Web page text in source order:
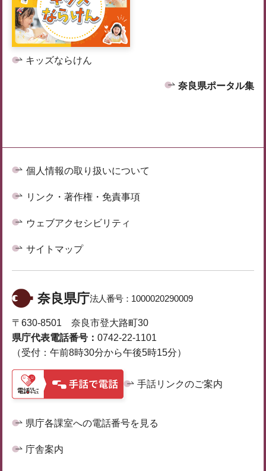
キッズならけん
奈良県ポータル集
個人情報の取り扱いについて
リンク・著作権・免責事項
ウェブアクセシビリティ
サイトマップ
奈良県庁法人番号： 1000020290009
〒630-8501 奈良市登大路町30
県庁代表電話番号： 0742-22-1101
（受付：午前8時30分から午後5時15分）
手話リンクのご案内
県庁各課室への電話番号を見る
庁舎案内